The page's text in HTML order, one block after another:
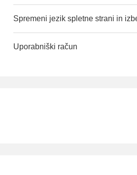
Spremeni jezik spletne strani in
Uporabniški račun